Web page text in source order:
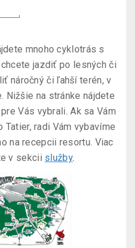
mnoho cyklotrás s
jazdiť po lesných či
náročný či ľahší terén, v
Nižšie na stránke nájdete
Vás vybrali. Ak sa Vám
radi Vám vybavíme
na recepcii resortu. Viac
v sekcii služby.